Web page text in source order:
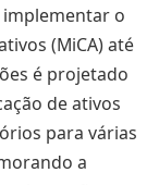
o
(MiCA) até
é projetado
de ativos
para várias
a